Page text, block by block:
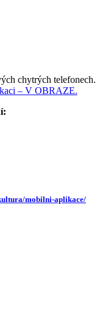
chytrých telefonech.
– V OBRAZE.